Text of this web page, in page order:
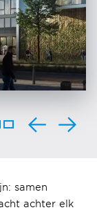
samen
achter elk